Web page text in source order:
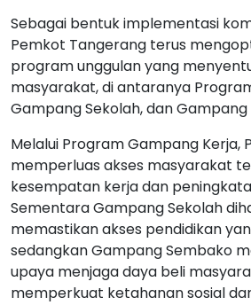
Sebagai bentuk implementasi
Pemkot Tangerang terus
program unggulan yang
masyarakat, di antaranya
Gampang Sekolah, dan Gampang
Melalui Program Gampang Kerja,
memperluas akses masyarakat
kesempatan kerja dan
Sementara Gampang Sekolah
memastikan akses pendidikan
sedangkan Gampang Sembako
upaya menjaga daya beli
memperkuat ketahanan sosial